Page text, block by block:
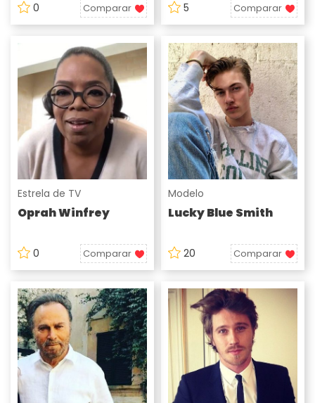
0 Comparar 5 Comparar
Estrela de TV
Oprah Winfrey
0 Comparar
Modelo
Lucky Blue Smith
20 Comparar